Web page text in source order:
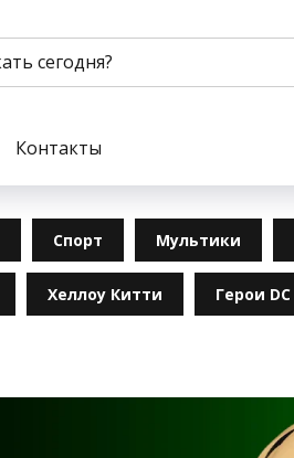
Контакты
Спорт Мультики
Хеллоу Китти Герои DC